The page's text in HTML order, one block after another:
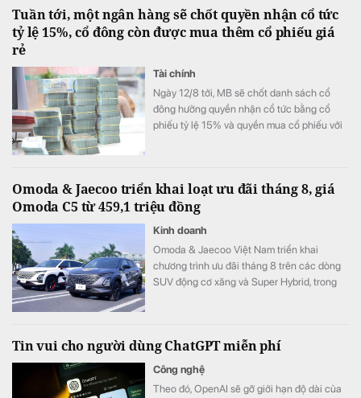
Tuần tới, một ngân hàng sẽ chốt quyền nhận cổ tức
tỷ lệ 15%, cổ đông còn được mua thêm cổ phiếu giá
rẻ
Tài chính
Ngày 12/8 tới, MB sẽ chốt danh sách cổ
đông hưởng quyền nhận cổ tức bằng cổ
phiếu tỷ lệ 15% và quyền mua cổ phiếu với
Omoda & Jaecoo triển khai loạt ưu đãi tháng 8, giá
Omoda C5 từ 459,1 triệu đồng
Kinh doanh
Omoda & Jaecoo Việt Nam triển khai
chương trình ưu đãi tháng 8 trên các dòng
SUV động cơ xăng và Super Hybrid, trong
Tin vui cho người dùng ChatGPT miễn phí
Công nghệ
Theo đó, OpenAI sẽ gỡ giới hạn độ dài của